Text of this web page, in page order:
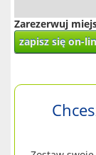
Zarezerwuj
zapisz się on-